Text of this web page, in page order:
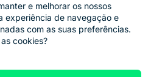
e melhorar os nossos
experiência de navegação e
com as suas preferências.
cookies?